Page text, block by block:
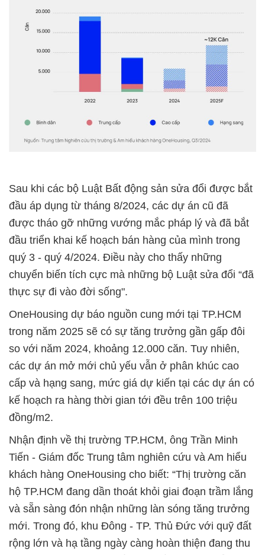
Sau khi các bộ Luật Bất động sản sửa đổi được bắt
đầu áp dụng từ tháng 8/2024, các dự án cũ đã
được tháo gỡ những vướng mắc pháp lý và đã bắt
đầu triển khai kế hoạch bán hàng của mình trong
quý 3 - quý 4/2024. Điều này cho thấy những
chuyển biến tích cực mà những bộ Luật sửa đổi “đã
thực sự đi vào đời sống".
OneHousing dự báo nguồn cung mới tại TP.HCM
trong năm 2025 sẽ có sự tăng trưởng gần gấp đôi
so với năm 2024, khoảng 12.000 căn. Tuy nhiên,
các dự án mở mới chủ yếu vẫn ở phân khúc cao
cấp và hạng sang, mức giá dự kiến tại các dự án có
kế hoạch ra hàng thời gian tới đều trên 100 triệu
đồng/m2.
Nhận định về thị trường TP.HCM, ông Trần Minh
Tiến - Giám đốc Trung tâm nghiên cứu và Am hiểu
khách hàng OneHousing cho biết: “Thị trường căn
hộ TP.HCM đang dần thoát khỏi giai đoạn trầm lắng
và sẵn sàng đón nhận những làn sóng tăng trưởng
mới. Trong đó, khu Đông - TP. Thủ Đức với quỹ đất
rộng lớn và hạ tầng ngày càng hoàn thiện đang thu